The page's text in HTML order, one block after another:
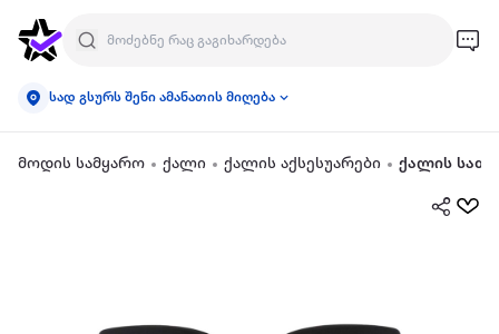
სად გსურს შენი ამანათის მიღება
მოდის სამყარო ქალი ქალის აქსესუარები ქალის